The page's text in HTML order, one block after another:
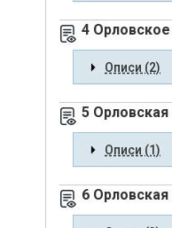
4
Описи (2)
5 Орловская
Описи (1)
6